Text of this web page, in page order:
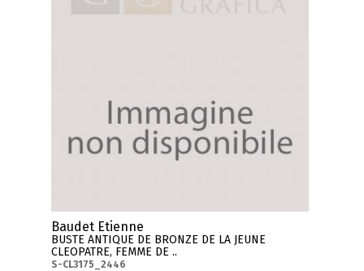
Baudet Etienne
BUSTE ANTIQUE DE BRONZE DE LA JEUNE
CLEOPATRE, FEMME DE ..
S-CL3175_2446